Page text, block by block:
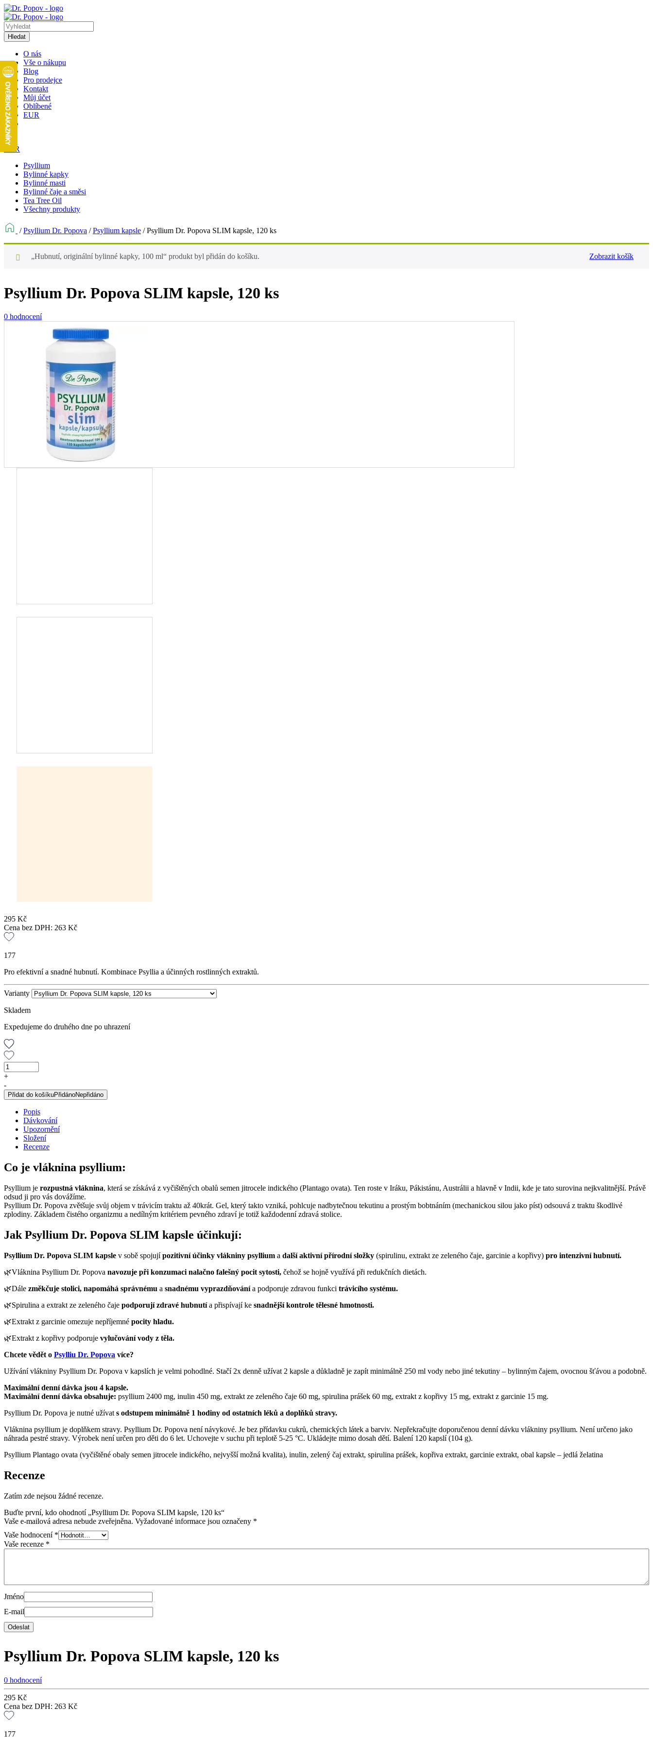
Hledat
O nás
Vše o nákupu
Blog
Pro prodejce
Kontakt
Můj účet
Oblíbené
EUR
1
EUR
Psyllium
Bylinné kapky
Bylinné masti
Bylinné čaje a směsi
Tea Tree Oil
Všechny produkty
/Psyllium Dr. Popova /Psyllium kapsle /Psyllium Dr. Popova SLIM kapsle, 120 ks
„Hubnutí, originální bylinné kapky, 100 ml“ produkt byl přidán do košíku. Zobrazit košík
Psyllium Dr. Popova SLIM kapsle, 120 ks
0 hodnocení
295 Kč
Cena bez DPH: 263 Kč
177
Pro efektivní a snadné hubnutí. Kombinace Psyllia a účinných rostlinných extraktů.
Varianty
Skladem
Expedujeme do druhého dne po uhrazení
Psyllium
Dr.
SLIM
kapsle,
množství
+
-
Přidat do košíkuPřidánoNepřidáno
Popis
Dávkování
Upozornění
Složení
Recenze
Co je vláknina psyllium:
Psyllium je rozpustná vláknina, která se získává z vyčištěných obalů semen jitrocele indického (Plantago ovata). Ten roste v Iráku, Pákistánu, Austrálii a hlavně v Indii, kde je tato surovina nejkvalitnější. Právě
odsud ji pro vás dovážíme.
Psyllium Dr. Popova zvětšuje svůj objem v trávicím traktu až 40krát. Gel, který takto vzniká, pohlcuje nadbytečnou tekutinu a prostým bobtnáním (mechanickou silou jako píst) odsouvá z traktu škodlivé
zplodiny. Základem čistého organizmu a nedílným kritériem pevného zdraví je totiž každodenní zdravá stolice.
Jak Psyllium Dr. Popova SLIM kapsle účinkují:
Psyllium Dr. Popova SLIM kapsle v sobě spojujípozitivní účinky vlákniny psyllium a další aktivní přírodní složky (spirulinu, extrakt ze zeleného čaje, garcinie a kopřivy) pro intenzivní hubnutí.
🌿Vláknina Psyllium Dr. Popova navozuje při konzumaci nalačno falešný pocit sytosti, čehož se hojně využívá při redukčních dietách.
🌿Dále změkčuje stolici, napomáhá správnému a snadnému vyprazdňovánía podporuje zdravou funkci trávicího systému.
🌿Spirulina a extrakt ze zeleného čaje podporují zdravé hubnutía přispívají ke snadnější kontrole tělesné hmotnosti.
🌿Extrakt z garcinie omezuje nepříjemné pocity hladu.
🌿Extrakt z kopřivy podporuje vylučování vody z těla.
Chcete vědět o Psylliu Dr. Popova více?
Užívání vlákniny Psyllium Dr. Popova v kapslích je velmi pohodlné. Stačí 2x denně užívat 2 kapsle a důkladně je zapít minimálně 250 ml vody nebo jiné tekutiny – bylinným čajem, ovocnou šťávou a podobně.
Maximální denní dávka jsou 4 kapsle.
Maximální denní dávka obsahuje: psyllium 2400 mg, inulin 450 mg, extrakt ze zeleného čaje 60 mg, spirulina prášek 60 mg, extrakt z kopřivy 15 mg, extrakt z garcinie 15 mg.
Psyllium Dr. Popova je nutné užívat s odstupem minimálně 1 hodiny od ostatních léků a doplňků stravy.
Vláknina psyllium je doplňkem stravy. Psyllium Dr. Popova není návykové. Je bez přídavku cukrů, chemických látek a barviv. Nepřekračujte doporučenou denní dávku vlákniny psyllium. Není určeno jako
náhrada pestré stravy. Výrobek není určen pro děti do 6 let. Uchovejte v suchu při teplotě 5-25 °C. Ukládejte mimo dosah dětí. Balení 120 kapslí (104 g).
Psyllium Plantago ovata (vyčištěné obaly semen jitrocele indického, nejvyšší možná kvalita), inulin, zelený čaj extrakt, spirulina prášek, kopřiva extrakt, garcinie extrakt, obal kapsle – jedlá želatina
Recenze
Zatím zde nejsou žádné recenze.
Buďte první, kdo ohodnotí „Psyllium Dr. Popova SLIM kapsle, 120 ks“
Vaše e-mailová adresa nebude zveřejněna. Vyžadované informace jsou označeny *
Vaše hodnocení *
Vaše recenze *
Jméno
E-mail
Psyllium Dr. Popova SLIM kapsle, 120 ks
0 hodnocení
295 Kč
Cena bez DPH: 263 Kč
177